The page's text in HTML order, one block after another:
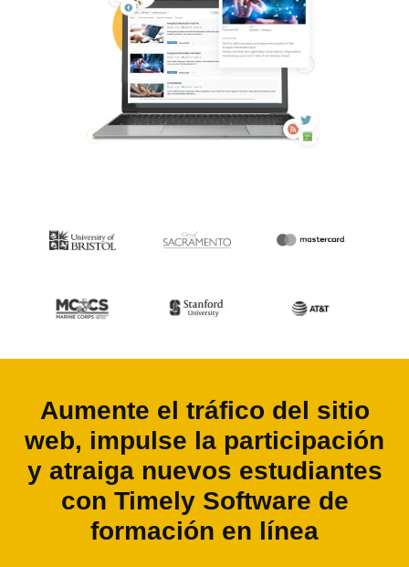
Aumente el tráfico del sitio
web, impulse la participación
y atraiga nuevos estudiantes
con Timely Software de
formación en línea